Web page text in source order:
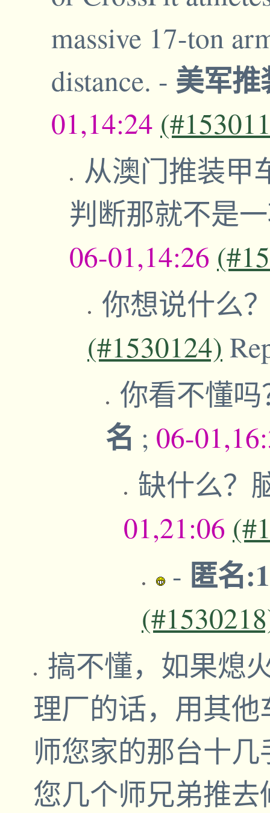
massive 17-ton
distance. - 美军
01,14:24
从澳门推装甲
判断那就不是
06-01,14:26
你想说什么
(#1530124)
你看不懂
名 ; 06-
缺什么？
01,21:06
- 匿名
搞不懂，如果熄
理厂的话，用其
师您家的那台十
您几个师兄弟推